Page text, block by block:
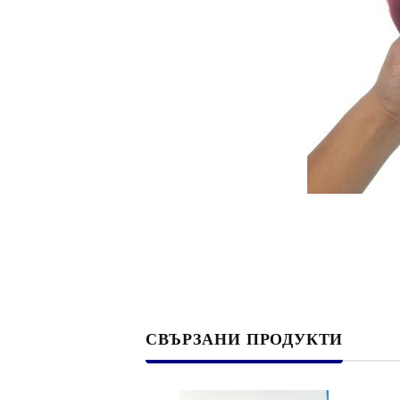
VERSAMAGIC - Chalk ink,
Тебеширено мастило
СВЪРЗАНИ ПРОДУКТИ